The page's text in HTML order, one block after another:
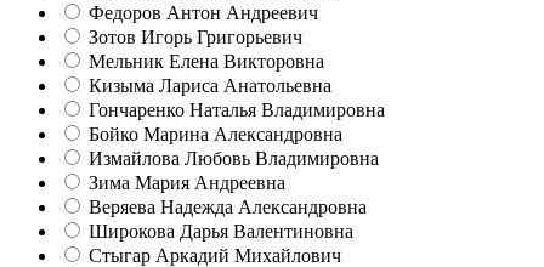
Федоров Антон Андреевич
Зотов Игорь Григорьевич
Мельник Елена Викторовна
Кизыма Лариса Анатольевна
Гончаренко Наталья Владимировна
Бойко Марина Александровна
Измайлова Любовь Владимировна
Зима Мария Андреевна
Веряева Надежда Александровна
Широкова Дарья Валентиновна
Стыгар Аркадий Михайлович